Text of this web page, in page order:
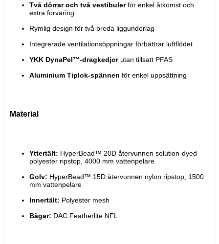
Två dörrar och två vestibuler för enkel åtkomst och
extra förvaring
Rymlig design för två breda liggunderlag
Integrerade ventilationsöppningar förbättrar luftflödet
YKK DynaPel™-dragkedjor utan tillsatt PFAS
Aluminium Tiplok-spännen för enkel uppsättning
Material
Yttertält: HyperBead™ 20D återvunnen solution-dyed
polyester ripstop, 4000 mm vattenpelare
Golv: HyperBead™ 15D återvunnen nylon ripstop, 1500
mm vattenpelare
Innertält: Polyester mesh
Bågar: DAC Featherlite NFL